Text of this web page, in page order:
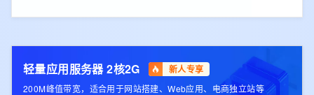
轻量应用服务器 2核2G 新人专享
200M峰值带宽，适合用于网站搭建、Web应用、电商独立站等